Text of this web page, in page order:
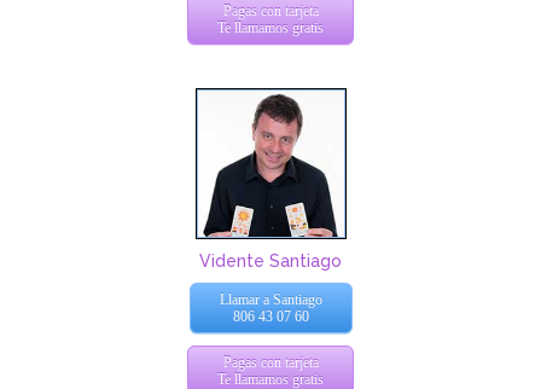
Pagas con tarjeta
Te llamamos gratis
Vidente Santiago
Llamar a Santiago
806 43 07 60
Pagas con tarjeta
Te llamamos gratis